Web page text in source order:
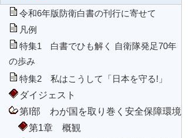
令和6年版防衛白書の刊行に寄せて
凡例
特集1 白書でひも解く 自衛隊発足70年
の歩み
特集2 私はこうして「日本を守る!」
ダイジェスト
第I部 わが国を取り巻く安全保障環境
第1章 概観